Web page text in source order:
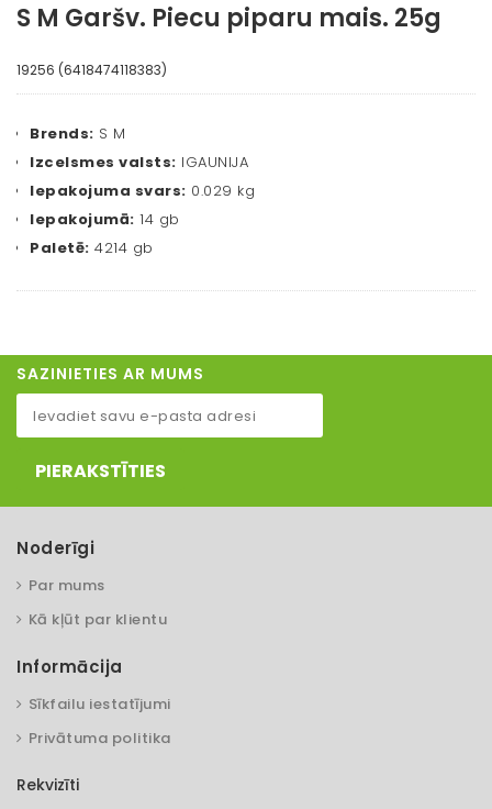
S M Garšv. Piecu piparu mais. 25g
19256 (6418474118383)
Brends: S M
Izcelsmes valsts: IGAUNIJA
Iepakojuma svars: 0.029 kg
Iepakojumā: 14 gb
Paletē: 4214 gb
SAZINIETIES AR MUMS
PIERAKSTĪTIES
Noderīgi
Par mums
Kā kļūt par klientu
Informācija
Sīkfailu iestatījumi
Privātuma politika
Rekvizīti